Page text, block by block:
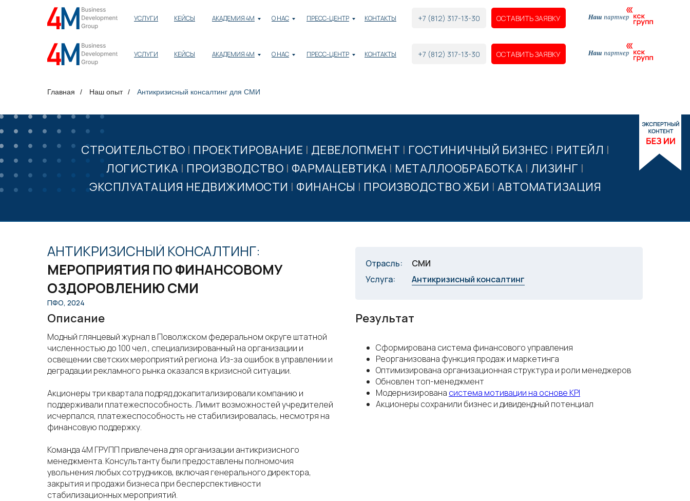
КОНТАКТЫ
О НАС
АКАДЕМИЯ 4М
КЕЙСЫ
УСЛУГИ ПРЕСС-ЦЕНТР ОСТАВИТЬ ЗАЯВКУ
+7 (812) 317-13-30
+7 (812) 317-13-30 ОСТАВИТЬ ЗАЯВКУ
ПРЕСС-ЦЕНТР
УСЛУГИ КЕЙСЫ АКАДЕМИЯ 4М О НАС КОНТАКТЫ
Главная / Наш опыт / Антикризисный консалтинг для СМИ
СТРОИТЕЛЬСТВО | ПРОЕКТИРОВАНИЕ | ДЕВЕЛОПМЕНТ | ГОСТИНИЧНЫЙ БИЗНЕС | РИТЕЙЛ |
ЛОГИСТИКА | ПРОИЗВОДСТВО | ФАРМАЦЕВТИКА | МЕТАЛЛООБРАБОТКА | ЛИЗИНГ |
ЭКСПЛУАТАЦИЯ НЕДВИЖИМОСТИ | ФИНАНСЫ | ПРОИЗВОДСТВО ЖБИ | АВТОМАТИЗАЦИЯ
Модный глянцевый журнал в Поволжском федеральном округе штатной
численностью до 100 чел., специализированный на организации и
освещении светских мероприятий региона. Из-за ошибок в управлении и
деградации рекламного рынка оказался в кризисной ситуации.
Акционеры три квартала подряд докапитализировали компанию и
поддерживали платежеспособность. Лимит возможностей учредителей
исчерпался, платежеспособность не стабилизировалась, несмотря на
финансовую поддержку.
Команда 4М ГРУПП привлечена для организации антикризисного
менеджмента. Консультанту были предоставлены полномочия
увольнения любых сотрудников, включая генерального директора,
закрытия и продажи бизнеса при бесперспективности
стабилизационных мероприятий.
АНТИКРИЗИСНЫЙ КОНСАЛТИНГ:
МЕРОПРИЯТИЯ ПО ФИНАНСОВОМУ
ОЗДОРОВЛЕНИЮ СМИ
ПФО, 2024
Описание Результат
Сформирована система финансового управления
Реорганизована функция продаж и маркетинга
Оптимизирована организационная структура и роли менеджеров
Обновлен топ-менеджмент
Модернизирована система мотивации на основе KPI
Акционеры сохранили бизнес и дивидендный потенциал
Отрасль:
СМИ
Услуга:
Антикризисный консалтинг